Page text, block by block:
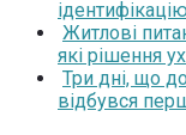
Житлові
які рішення
Три дні, що
відбувся